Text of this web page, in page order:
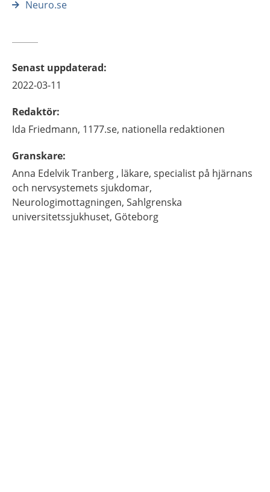
Neuro.se
Senast uppdaterad:
2022-03-11
Redaktör:
Ida Friedmann, 1177.se, nationella redaktionen
Granskare:
Anna Edelvik Tranberg , läkare, specialist på hjärnans
och nervsystemets sjukdomar,
Neurologimottagningen, Sahlgrenska
universitetssjukhuset, Göteborg